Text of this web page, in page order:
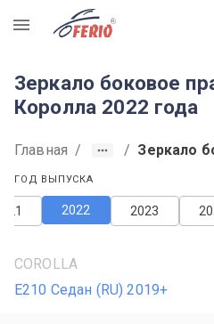
R
Зеркало боковое
Королла 2022 года
Главная / / Зеркало
ГОД ВЫПУСКА
2023
2022
COROLLA
E210 Седан (RU) 2019+